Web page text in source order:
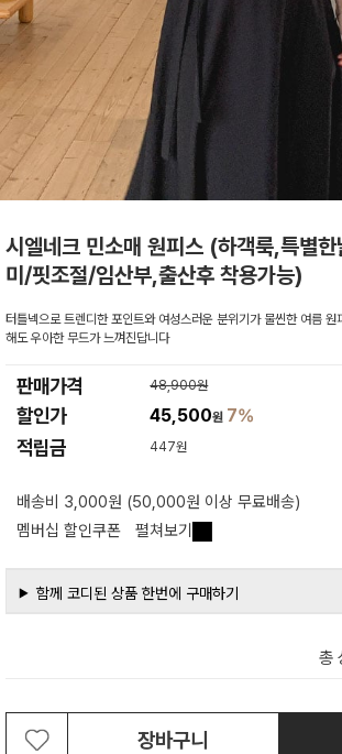
시엘네크 민소매 원피스 (하객룩,특별
미/핏조절/임산부,출산후 착용가능)
터틀넥으로 트렌디한 포인트와 여성스러운 분위기가 물씬한 여름 원
해도 우아한 무드가 느껴진답니다
판매가격 48,900원
할인가 45,500원 7%
적립금 447원
배송비 3,000원 (50,000원 이상 무료배송)
멤버십 할인쿠폰
펼쳐보기
함께 코디된 상품 한번에 구매하기
총
장바구니